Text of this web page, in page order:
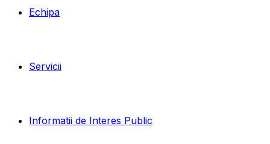
Echipa
Servicii
Informatii de Interes Public